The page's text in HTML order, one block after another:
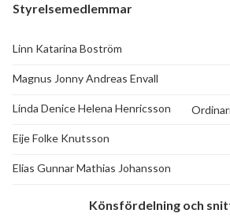
Styrelsemedlemmar
Linn Katarina Boström
Magnus Jonny Andreas Envall
Linda Denice Helena Henricsson
Eije Folke Knutsson
Elias Gunnar Mathias Johansson
Könsfördelning och